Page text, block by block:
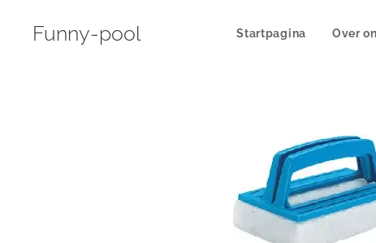
Funny-pool Startpagina Over